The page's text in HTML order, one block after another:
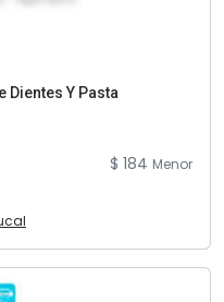
Dientes Y Pasta
$ 184 Menor